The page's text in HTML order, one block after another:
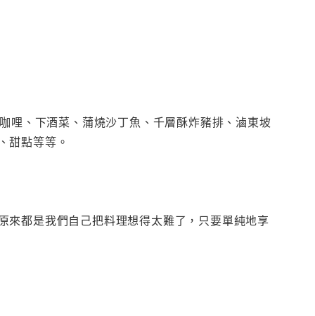
哩、下酒菜、蒲燒沙丁魚、千層酥炸豬排、滷東坡
甜點等等。
來都是我們自己把料理想得太難了，只要單純地享